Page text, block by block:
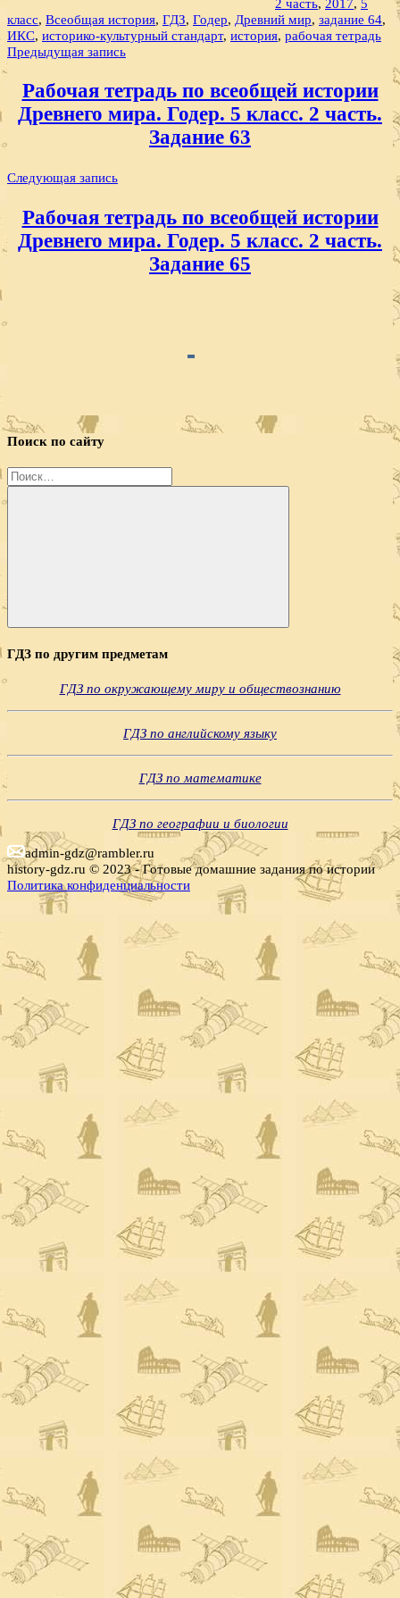
класс, Всеобщая история, ГДЗ, Годер, Древний мир, задание 64,
ИКС, историко-культурный стандарт, история, рабочая тетрадь
Навигация
по
записям
Предыдущая запись
Рабочая тетрадь по всеобщей истории
Древнего мира. Годер. 5 класс. 2 часть.
Задание 63
Следующая запись
Рабочая тетрадь по всеобщей истории
Древнего мира. Годер. 5 класс. 2 часть.
Задание 65
Поиск по сайту
Найти:
Поиск
ГДЗ по другим предметам
ГДЗ по окружающему миру и обществознанию
ГДЗ по английскому языку
ГДЗ по математике
ГДЗ по географии и биологии
admin-gdz@rambler.ru
history-gdz.ru © 2023 - Готовые домашние задания по истории
Политика конфиденциальности